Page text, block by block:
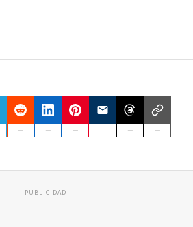
PUBLICIDAD